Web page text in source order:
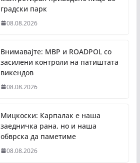
градски парк
08.08.2026
Внимавајте: МВР и ROADPOL со
засилени контроли на патиштата
викендов
08.08.2026
Мицкоски: Карпалак е наша
заедничка рана, но и наша
обврска да паметиме
08.08.2026